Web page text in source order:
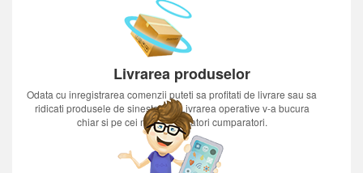
Livrarea produselor
Odata cu inregistrarea comenzii puteti sa profitati de livrare sau sa
ridicati produsele de sinestatator.Livrarea operative v-a bucura
chiar si pe cei mai nerabdatori cumparatori.